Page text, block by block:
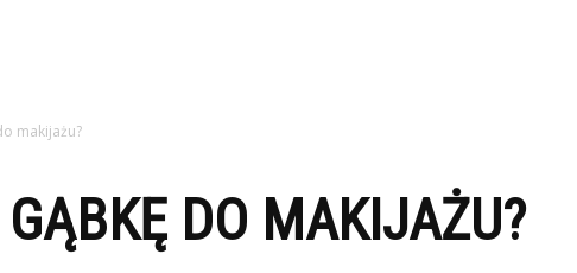
makijażu?
DO MAKIJAŻU?